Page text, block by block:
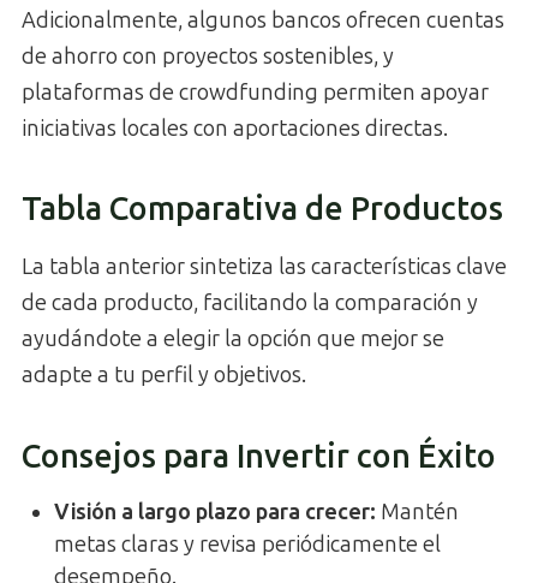
Adicionalmente, algunos bancos ofrecen cuentas
de ahorro con proyectos sostenibles, y
plataformas de crowdfunding permiten apoyar
iniciativas locales con aportaciones directas.
Tabla Comparativa de Productos
La tabla anterior sintetiza las características clave
de cada producto, facilitando la comparación y
ayudándote a elegir la opción que mejor se
adapte a tu perfil y objetivos.
Consejos para Invertir con Éxito
Visión a largo plazo para crecer: Mantén
metas claras y revisa periódicamente el
desempeño.